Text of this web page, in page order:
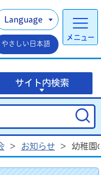
メニュー
Language
やさしい日本語
サイト内検索
> お知らせ > 幼稚園